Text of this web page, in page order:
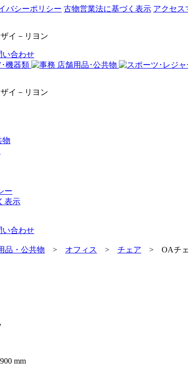
バシーポリシー 古物営業法に基づく表示 アクセス
イ－リヨン
イ－リヨン
物
ー
表示
品・公共物 > オフィス > チェア > OAチ
mm